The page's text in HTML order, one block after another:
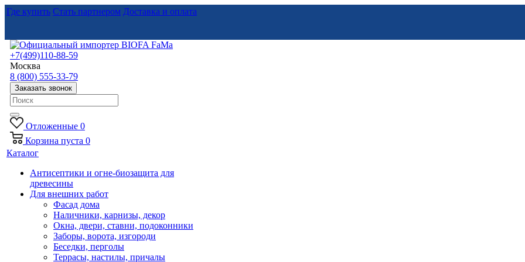
Где купить Стать партнером Доставка и оплата
+7(499)110-88-59
Москва
8 (800) 555-33-79
Заказать звонок
Отложенные 0
Корзина пуста 0
Каталог
Антисептики и огне-биозащита для
древесины
Для внешних работ
Фасад дома
Наличники, карнизы, декор
Окна, двери, ставни, подоконники
Заборы, ворота, изгороди
Беседки, перголы
Террасы, настилы, причалы